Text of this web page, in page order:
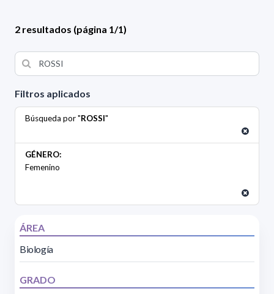
Filtros aplicados
Búsqueda por "ROSSI"
GÉNERO:
Femenino
ÁREA
Biología
GRADO
2 resultados (página 1/1)